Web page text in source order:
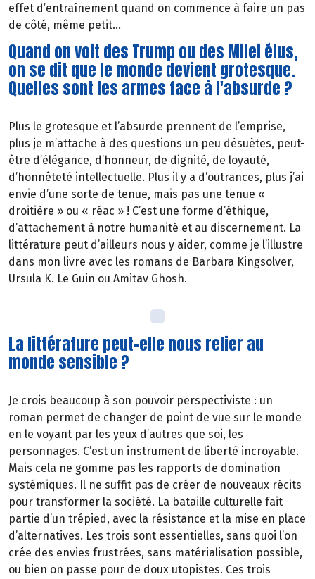
effet d’entraînement quand on commence à faire un pas
de côté, même petit…
Quand on voit des Trump ou des Milei élus,
on se dit que le monde devient grotesque.
Quelles sont les armes face à l'absurde ?
Plus le grotesque et l’absurde prennent de l’emprise,
plus je m’attache à des questions un peu désuètes, peut-
être d’élégance, d’honneur, de dignité, de loyauté,
d’honnêteté intellectuelle. Plus il y a d’outrances, plus j’ai
envie d’une sorte de tenue, mais pas une tenue «
droitière » ou « réac » ! C’est une forme d’éthique,
d’attachement à notre humanité et au discernement. La
littérature peut d’ailleurs nous y aider, comme je l’illustre
dans mon livre avec les romans de Barbara Kingsolver,
Ursula K. Le Guin ou Amitav Ghosh.
La littérature peut-elle nous relier au
monde sensible ?
Je crois beaucoup à son pouvoir perspectiviste : un
roman permet de changer de point de vue sur le monde
en le voyant par les yeux d’autres que soi, les
personnages. C’est un instrument de liberté incroyable.
Mais cela ne gomme pas les rapports de domination
systémiques. Il ne suffit pas de créer de nouveaux récits
pour transformer la société. La bataille culturelle fait
partie d’un trépied, avec la résistance et la mise en place
d’alternatives. Les trois sont essentielles, sans quoi l’on
crée des envies frustrées, sans matérialisation possible,
ou bien on passe pour de doux utopistes. Ces trois